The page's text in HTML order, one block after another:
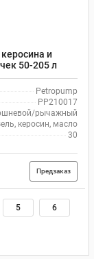
и
50-205 л
Petropump
PP210017
рычажный
керосин, масло
30
Предзаказ
5 6